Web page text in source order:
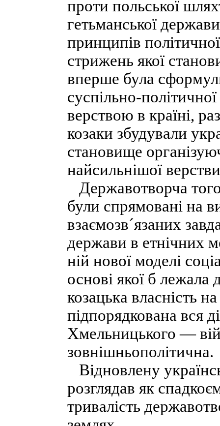
проти польської
гетьманської
принципів
стрижень якої
вперше була
суспільно-
верствою в країні,
козаки збудували
становище
найсильнішої
Державотворча
були спрямовані на
взаємозв´язаних
держави в етнічних
ній нової моделі
основі якої б лежала
козацька власність
підпорядкована вся
Хмельницького —
зовнішньополітична.
Відновлену
розглядав як
тривалість